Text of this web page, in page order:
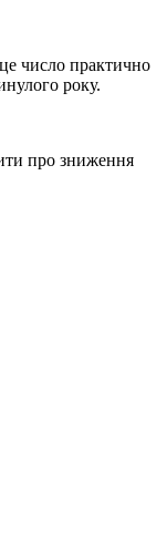
число практично
року.
про зниження